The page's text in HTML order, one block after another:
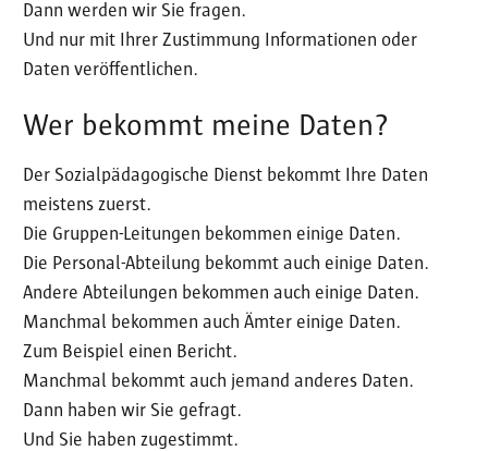
Dann werden wir Sie fragen.
Und nur mit Ihrer Zustimmung Informationen oder
Daten veröffentlichen.
Wer bekommt meine Daten?
Der Sozialpädagogische Dienst bekommt Ihre Daten
meistens zuerst.
Die Gruppen-Leitungen bekommen einige Daten.
Die Personal-Abteilung bekommt auch einige Daten.
Andere Abteilungen bekommen auch einige Daten.
Manchmal bekommen auch Ämter einige Daten.
Zum Beispiel einen Bericht.
Manchmal bekommt auch jemand anderes Daten.
Dann haben wir Sie gefragt.
Und Sie haben zugestimmt.